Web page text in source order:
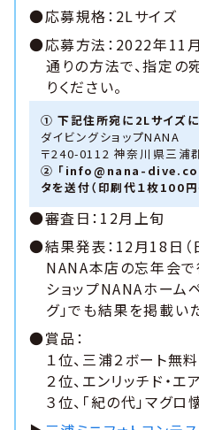
●応募規格：2Lサイズ
●応募方法：2022年11
通りの方法で、指定
りください。
① 下記住所宛に2Lサイズに
ダイビングショップNANA
〒240-0112 神奈川県三浦
② 「info@nana-dive.com
タを送付（印刷代１枚100円
●審査日：12月上旬
●結果発表：12月18日（
NANA本店の忘年会で
ショップNANAホーム
グ」でも結果を掲載いた
●賞品：
１位、三浦２ボート無
２位、エンリッチド・
３位、「紀の代」マグ